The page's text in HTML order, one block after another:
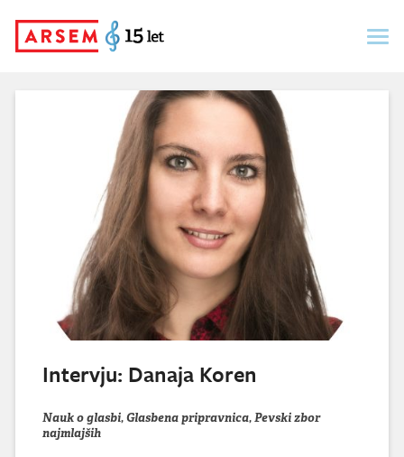
content
Intervju: Danaja Koren
Nauk o glasbi, Glasbena pripravnica, Pevski zbor
najmlajših